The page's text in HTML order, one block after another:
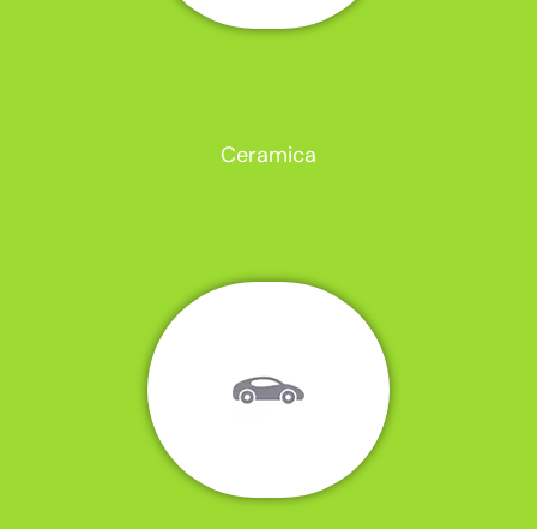
Ceramica